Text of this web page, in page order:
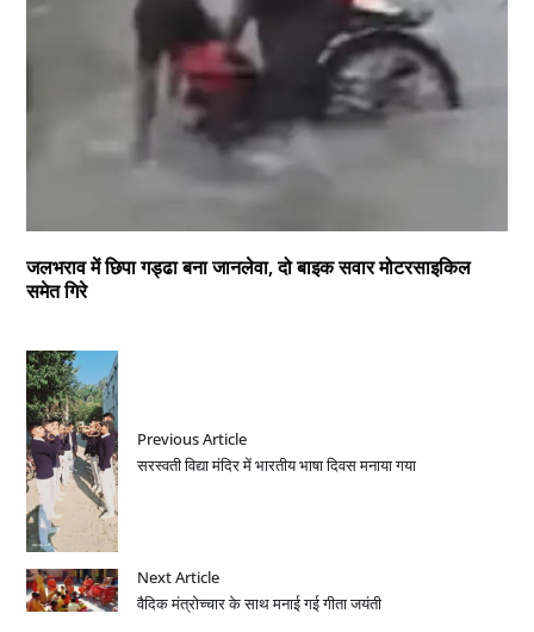
जलभराव में छिपा गड्ढा बना जानलेवा, दो बाइक सवार मोटरसाइकिल
समेत गिरे
Previous Article
सरस्वती विद्या मंदिर में भारतीय भाषा दिवस मनाया गया
Next Article
वैदिक मंत्रोच्चार के साथ मनाई गई गीता जयंती